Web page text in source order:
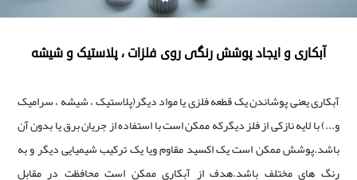
آبکاری و ایجاد پوشش رنگی روی فلزات ، پلاستیک و شیشه
آبکاری یعنی پوشاندن یک قطعه فلزی یا مواد دیگر(پلاستیک ، شیشه ، سرامیک
و...) با لایه نازکی از فلز دیگرکه ممکن است با استفاده از جریان برق یا بدون آن
باشد.پوشش ممکن است یک اکسید مقاوم ویا یک ترکیب شیمیایی دیگر و به
رنگ های مختلف باشد.هدف از آبکاری ممکن است محافظت در مقابل